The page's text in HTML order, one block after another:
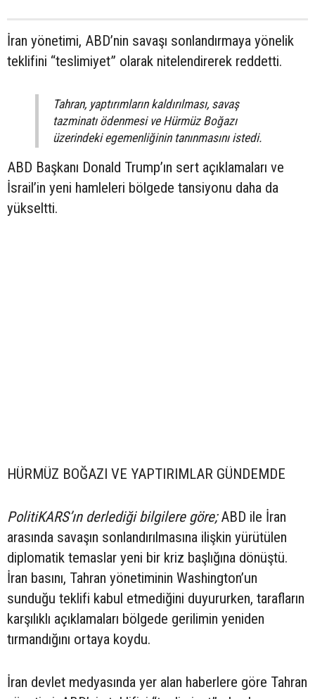
İran yönetimi, ABD’nin savaşı sonlandırmaya yönelik
teklifini “teslimiyet” olarak nitelendirerek reddetti.
Tahran, yaptırımların kaldırılması, savaş
tazminatı ödenmesi ve Hürmüz Boğazı
üzerindeki egemenliğinin tanınmasını istedi.
ABD Başkanı Donald Trump’ın sert açıklamaları ve
İsrail’in yeni hamleleri bölgede tansiyonu daha da
yükseltti.
HÜRMÜZ BOĞAZI VE YAPTIRIMLAR GÜNDEMDE
PolitiKARS’ın derlediği bilgilere göre;ABD ile İran
arasında savaşın sonlandırılmasına ilişkin yürütülen
diplomatik temaslar yeni bir kriz başlığına dönüştü.
İran basını, Tahran yönetiminin Washington’un
sunduğu teklifi kabul etmediğini duyururken, tarafların
karşılıklı açıklamaları bölgede gerilimin yeniden
tırmandığını ortaya koydu.
İran devlet medyasında yer alan haberlere göre Tahran